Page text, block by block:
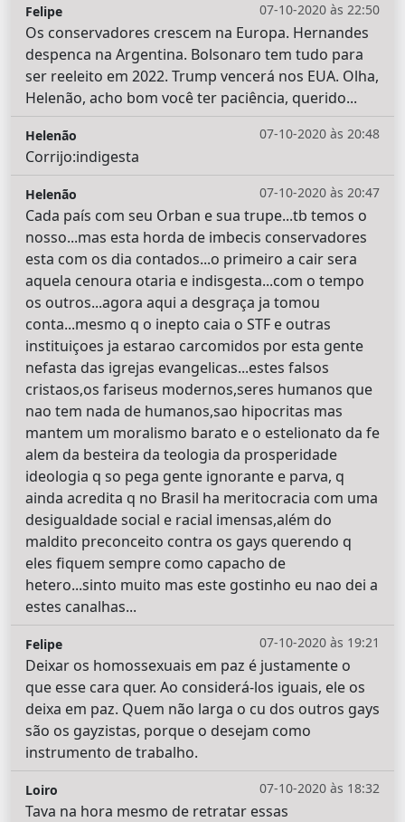
07-10-2020 às 22:50
Felipe
Os conservadores crescem na Europa. Hernandes
despenca na Argentina. Bolsonaro tem tudo para
ser reeleito em 2022. Trump vencerá nos EUA. Olha,
Helenão, acho bom você ter paciência, querido...
07-10-2020 às 20:48
Helenão
Corrijo:indigesta
07-10-2020 às 20:47
Helenão
Cada país com seu Orban e sua trupe...tb temos o
nosso...mas esta horda de imbecis conservadores
esta com os dia contados...o primeiro a cair sera
aquela cenoura otaria e indisgesta...com o tempo
os outros...agora aqui a desgraça ja tomou
conta...mesmo q o inepto caia o STF e outras
instituiçoes ja estarao carcomidos por esta gente
nefasta das igrejas evangelicas...estes falsos
cristaos,os fariseus modernos,seres humanos que
nao tem nada de humanos,sao hipocritas mas
mantem um moralismo barato e o estelionato da fe
alem da besteira da teologia da prosperidade
ideologia q so pega gente ignorante e parva, q
ainda acredita q no Brasil ha meritocracia com uma
desigualdade social e racial imensas,além do
maldito preconceito contra os gays querendo q
eles fiquem sempre como capacho de
hetero...sinto muito mas este gostinho eu nao dei a
estes canalhas...
07-10-2020 às 19:21
Felipe
Deixar os homossexuais em paz é justamente o
que esse cara quer. Ao considerá-los iguais, ele os
deixa em paz. Quem não larga o cu dos outros gays
são os gayzistas, porque o desejam como
instrumento de trabalho.
07-10-2020 às 18:32
Loiro
Tava na hora mesmo de retratar essas